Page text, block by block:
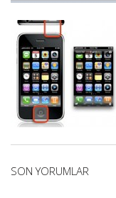
SON YORUMLAR